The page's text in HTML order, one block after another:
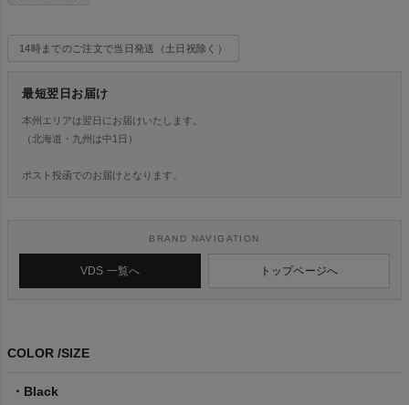
14時までのご注文で当日発送（土日祝除く）
最短翌日お届け
本州エリアは翌日にお届けいたします。
（北海道・九州は中1日）
ポスト投函でのお届けとなります。
BRAND NAVIGATION
VDS 一覧へ トップページへ
COLOR SIZE
Black